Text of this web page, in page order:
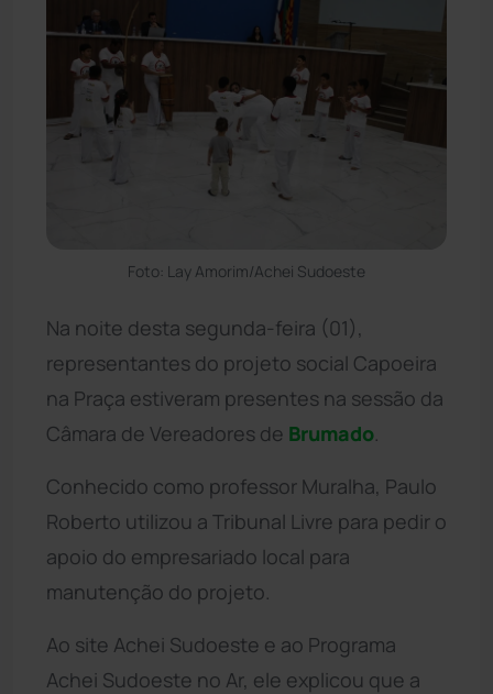
Foto: Lay Amorim/Achei Sudoeste
Na noite desta segunda-feira (01),
representantes do projeto social Capoeira
na Praça estiveram presentes na sessão da
Câmara de Vereadores de Brumado
Conhecido como professor Muralha, Paulo
Roberto utilizou a Tribunal Livre para pedir o
apoio do empresariado local para
manutenção do projeto.
Ao site Achei Sudoeste e ao Programa
Achei Sudoeste no Ar, ele explicou que a